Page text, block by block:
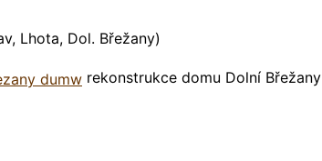
Lhota, Dol. Břežany)
rekonstrukce domu Dolní Břežany